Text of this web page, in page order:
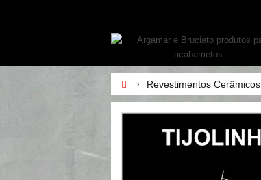
Revestimentos Cerâmicos